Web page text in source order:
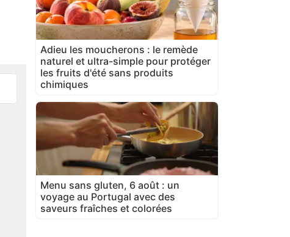
Adieu les moucherons : le remède
naturel et ultra-simple pour protéger
les fruits d'été sans produits
chimiques
Menu sans gluten, 6 août : un
voyage au Portugal avec des
saveurs fraîches et colorées